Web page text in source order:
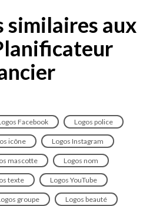
similaires aux
Facebook Logos police
icône Logos Instagram
mascotte Logos nom
texte Logos YouTube
groupe Logos beauté